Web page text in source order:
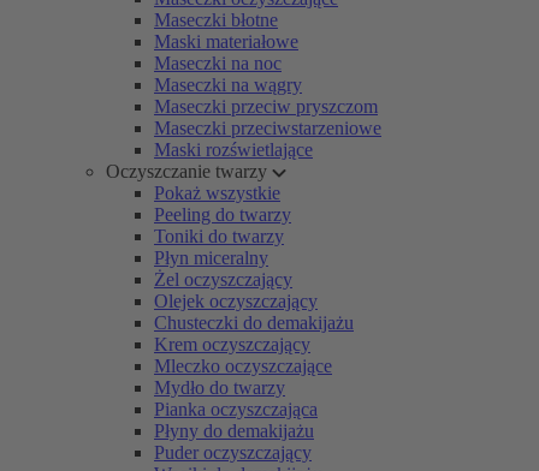
Maseczki błotne
Maski materiałowe
Maseczki na noc
Maseczki na wągry
Maseczki przeciw pryszczom
Maseczki przeciwstarzeniowe
Maski rozświetlające
Oczyszczanie twarzy
Pokaż wszystkie
Peeling do twarzy
Toniki do twarzy
Płyn miceralny
Żel oczyszczający
Olejek oczyszczający
Chusteczki do demakijażu
Krem oczyszczający
Mleczko oczyszczające
Mydło do twarzy
Pianka oczyszczająca
Płyny do demakijażu
Puder oczyszczający